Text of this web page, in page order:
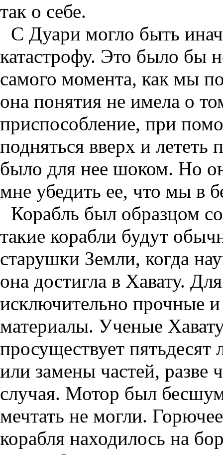
так о себе.
С Дуари могло быть
катастрофу. Это было бы
самого момента, как мы
она понятия не имела о
приспособление, при
подняться вверх и лететь
было для нее шоком. Но
мне убедить ее, что мы в
Корабль был образцом
такие корабли будут
старушки Земли, когда
она достигла в Хавату.
исключительно прочные и
материалы. Ученые
просуществует пятьдесят
или замены частей, разве
случая. Мотор был
мечтать не могли.
корабля находилось на